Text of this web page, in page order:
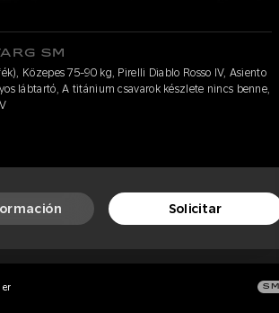
SM
Közepes 75-90 kg, Pirelli Diablo Rosso IV, Asiento
lábtartó, A titánium csavarok készlete nincs benne,
Solicitar
SM